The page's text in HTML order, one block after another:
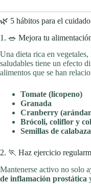
🌿 5 hábitos para el
1. 🥗 Mejora tu
Una dieta rica en
saludables tiene un efecto
alimentos que se han
Tomate (licopeno)
Granada
Cranberry
Brócoli, coliflor y
Semillas de
2. 🏃 Haz ejercicio
Mantenerse activo no solo
de inflamación prostática